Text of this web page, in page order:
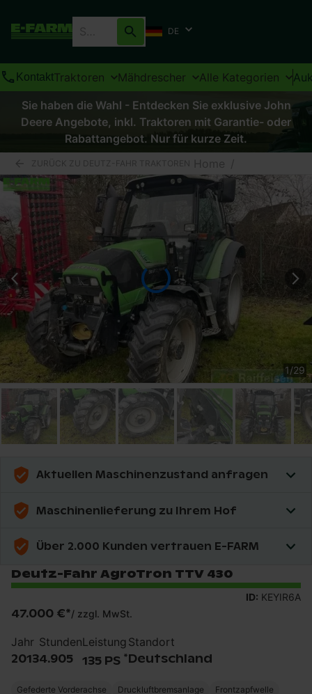
DE
KontaktTraktoren Mähdrescher Alle Kategorien
Sie haben die Wahl - Entdecken Sie exklusive John
Deere Angebote, inkl. Traktoren mit Garantie- oder
Rabattangebot. Nur für kurze Zeit.
ZURÜCK ZU DEUTZ-FAHR TRAKTOREN Home /
1/29
Aktuellen Maschinenzustand anfragen
Maschinenlieferung zu Ihrem Hof
Über 2.000 Kunden vertrauen E-FARM
Deutz-Fahr AgroTron TTV 430
ID: KEYIR6A
47.000 €*/ zzgl. MwSt.
Jahr
2013
Stunden
4.905
Leistung
135 PS *
Standort
Deutschland
Gefederte Vorderachse Druckluftbremsanlage
Frontzapfwelle